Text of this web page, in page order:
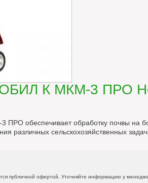
К МКМ-3 ПРО
обеспечивает обработку почвы на
различных сельскохозяйственных
публичной офертой. Уточняйте информацию у